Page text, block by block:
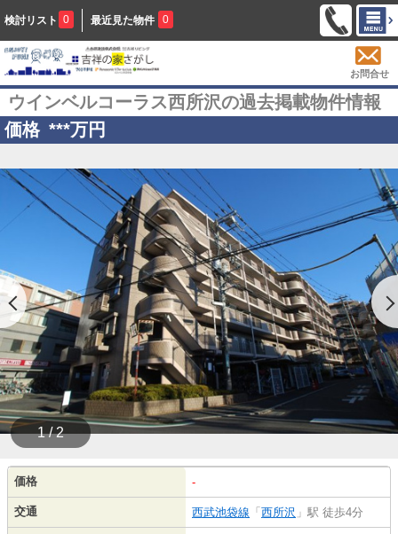
検討リスト 0 最近見た物件 0
お問合せ
ウインベルコーラス西所沢の過去掲載物件情報
価格 ***万円
1 / 2
価格 -
交通 西武池袋線 「 西所沢 」駅 徒歩4分